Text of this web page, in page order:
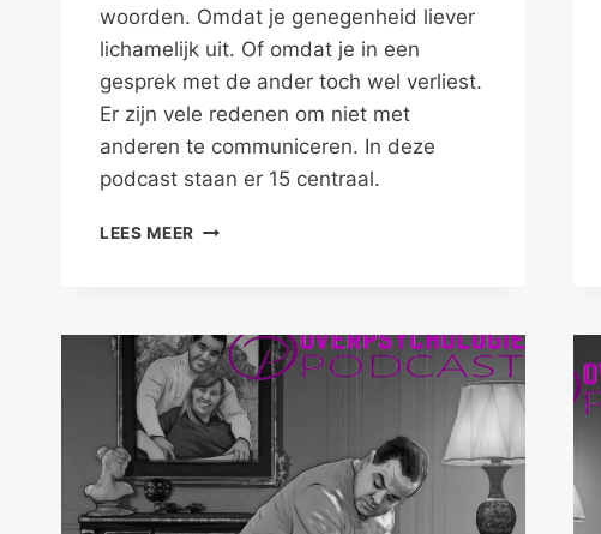
woorden. Omdat je genegenheid liever
lichamelijk uit. Of omdat je in een
gesprek met de ander toch wel verliest.
Er zijn vele redenen om niet met
anderen te communiceren. In deze
podcast staan er 15 centraal.
LEES MEER PODCAST: